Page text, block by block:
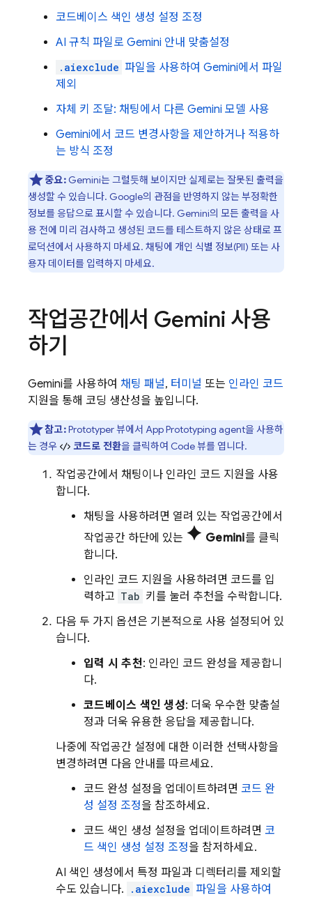
코드베이스 색인 생성 설정 조정
AI 규칙 파일로 Gemini 안내 맞춤설정
.aiexclude 파일을 사용하여 Gemini에서 파일
제외
자체 키 조달: 채팅에서 다른 Gemini 모델 사용
Gemini에서 코드 변경사항을 제안하거나 적용하
는 방식 조정
중요: Gemini는 그럴듯해 보이지만 실제로는 잘못된 출력을
생성할 수 있습니다. Google의 관점을 반영하지 않는 부정확한
정보를 응답으로 표시할 수 있습니다. Gemini의 모든 출력을 사
용 전에 미리 검사하고 생성된 코드를 테스트하지 않은 상태로 프
로덕션에서 사용하지 마세요. 채팅에 개인 식별 정보(PII) 또는 사
용자 데이터를 입력하지 마세요.
작업공간에서 Gemini 사용
하기
Gemini를 사용하여 채팅 패널, 터미널 또는 인라인 코드
지원을 통해 코딩 생산성을 높입니다.
참고:Prototyper뷰에서 App Prototyping agent을 사용하
는 경우
코드로 전환을 클릭하여 Code뷰를 엽니다.
작업공간에서 채팅이나 인라인 코드 지원을 사용
합니다.
채팅을 사용하려면 열려 있는 작업공간에서
작업공간 하단에 있는 spark Gemini를 클릭
합니다.
인라인 코드 지원을 사용하려면 코드를 입
력하고 Tab 키를 눌러 추천을 수락합니다.
다음 두 가지 옵션은 기본적으로 사용 설정되어 있
습니다.
입력 시 추천: 인라인 코드 완성을 제공합니
다.
코드베이스 색인 생성: 더욱 우수한 맞춤설
정과 더욱 유용한 응답을 제공합니다.
나중에 작업공간 설정에 대한 이러한 선택사항을
변경하려면 다음 안내를 따르세요.
코드 완성 설정을 업데이트하려면 코드 완
성 설정 조정을 참조하세요.
코드 색인 생성 설정을 업데이트하려면 코
드 색인 생성 설정 조정을 참저하세요.
AI 색인 생성에서 특정 파일과 디렉터리를 제외할
수도 있습니다.
.aiexclude 파일을 사용하여